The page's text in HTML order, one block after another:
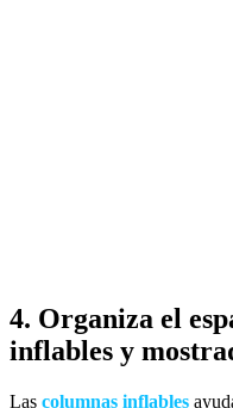
4. Organiza el
inflables y
Las columnas inflables